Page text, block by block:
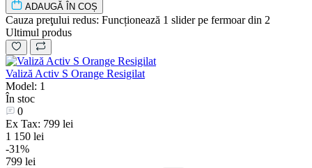
ADAUGǍ ÎN COȘ
Cauza preţului redus: Funcționează 1 slider pe fermoar din 2
Ultimul produs
Valiză Activ S Orange Resigilat
Model: 1
În stoc
0
Ex Tax: 799 lei
1 150 lei
-31%
799 lei